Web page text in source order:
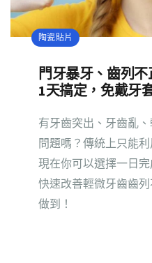
陶瓷貼片
門牙暴牙、齒列
1天搞定，免戴牙
有牙齒突出、牙齒亂
問題嗎？傳統上只能
現在你可以選擇一日
快速改善輕微牙齒齒
做到！